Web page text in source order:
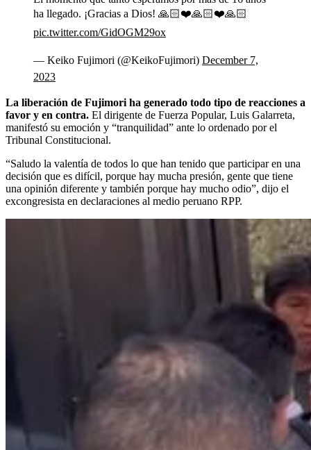
ha llegado. ¡Gracias a Dios! 🙏🏻❤️🙏🏻❤️🙏🏻
pic.twitter.com/GidOGM29ox
— Keiko Fujimori (@KeikoFujimori) December 7,
2023
La liberación de Fujimori ha generado todo tipo de reacciones a
favor y en contra. El dirigente de Fuerza Popular, Luis Galarreta,
manifestó su emoción y “tranquilidad” ante lo ordenado por el
Tribunal Constitucional.
“Saludo la valentía de todos lo que han tenido que participar en una
decisión que es difícil, porque hay mucha presión, gente que tiene
una opinión diferente y también porque hay mucho odio”, dijo el
excongresista en declaraciones al medio peruano RPP.